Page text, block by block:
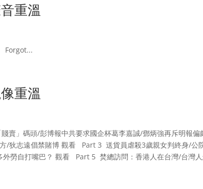
重溫
Forgot...
重溫
賣」碼頭/彭博報中共要求國企杯葛李嘉誠/鄧炳強再斥明報
/狄志遠倡禁賭博 觀看 Part 3 送貨員虐殺3歲親女判終身/公
勞自打嘴巴？ 觀看 Part 5 焚總訪問：香港人在台灣/台灣